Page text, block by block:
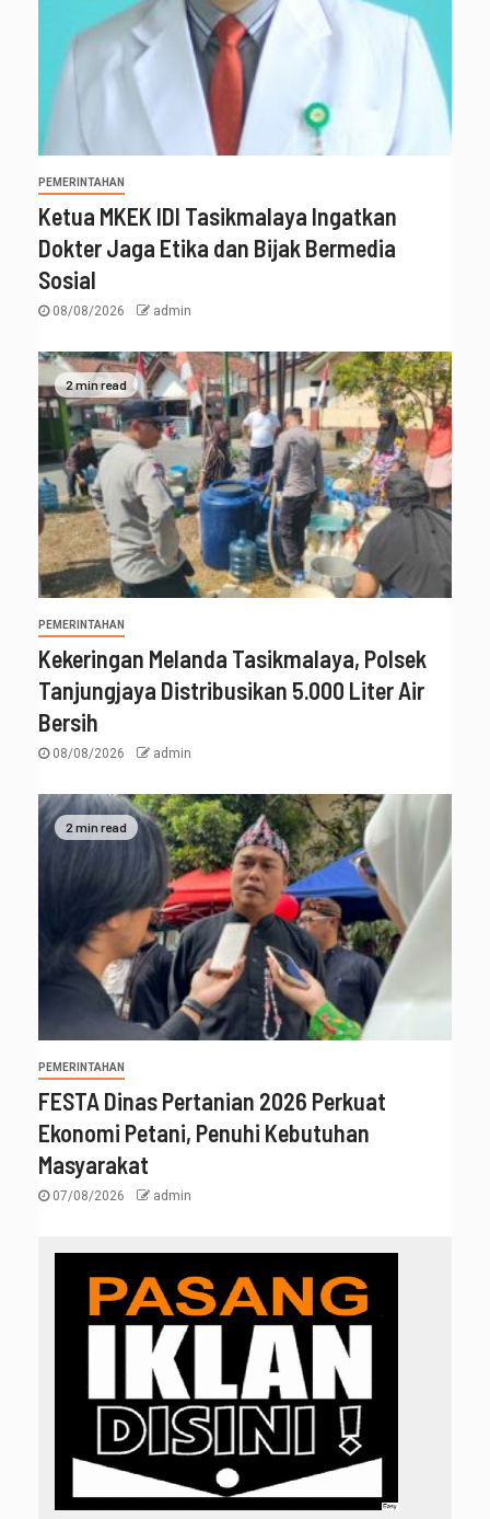
PEMERINTAHAN
Ketua MKEK IDI Tasikmalaya Ingatkan
Dokter Jaga Etika dan Bijak Bermedia
Sosial
08/08/2026 admin
2 min read
PEMERINTAHAN
Kekeringan Melanda Tasikmalaya, Polsek
Tanjungjaya Distribusikan 5.000 Liter Air
Bersih
08/08/2026 admin
2 min read
PEMERINTAHAN
FESTA Dinas Pertanian 2026 Perkuat
Ekonomi Petani, Penuhi Kebutuhan
Masyarakat
07/08/2026 admin